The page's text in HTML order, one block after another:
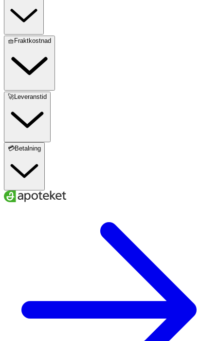
🧺Fraktkostnad
🚀Leveranstid
💳Betalning